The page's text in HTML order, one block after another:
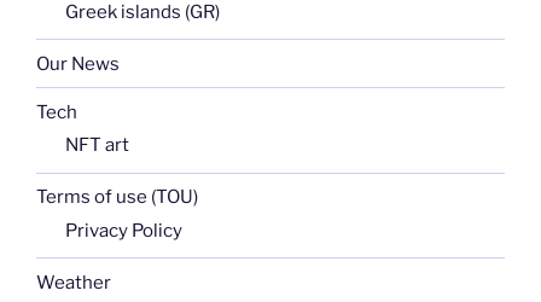
Greek islands (GR)
Our News
Tech
NFT art
Terms of use (TOU)
Privacy Policy
Weather